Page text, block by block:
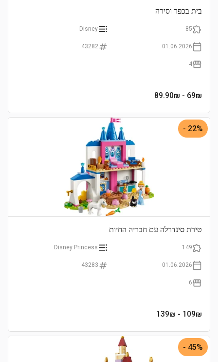
בית בכפר וסירה
85
Disney
01.06.2026
43282
4
69₪
- 89.90₪
22% -
טירת סינדרלה עם חבריה החיות
149
Disney Princess
01.06.2026
43283
6
109₪
- 139₪
45% -